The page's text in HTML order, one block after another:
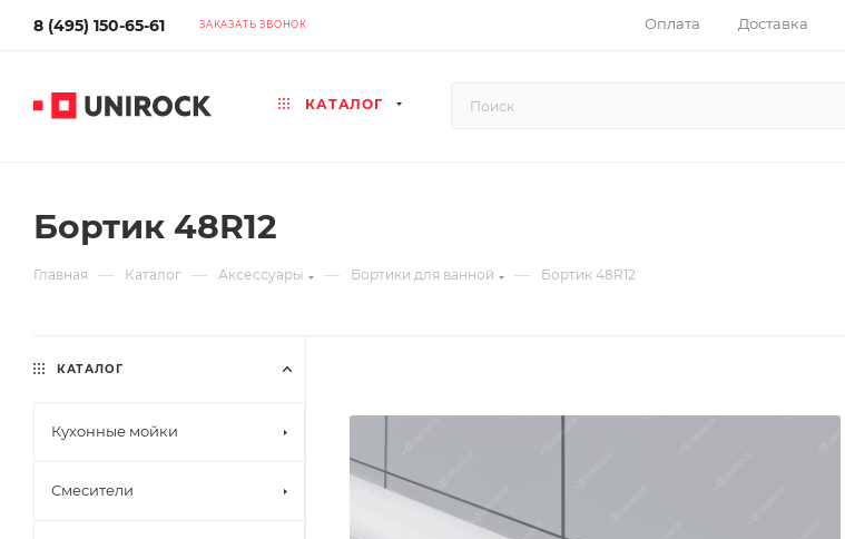
8 (495) 150-65-61 ЗАКАЗАТЬ ЗВОНОК Оплата Доставка
КАТАЛОГ
Бортик 48R12
Главная — Каталог — Аксессуары — Бортики для ванной — Бортик 48R12
КАТАЛОГ
Кухонные мойки
Смесители